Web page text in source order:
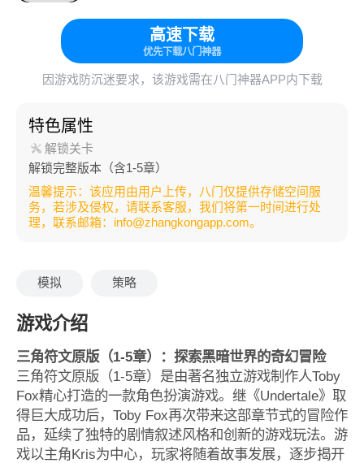
高速下载
优先下载八门神器
因游戏防沉迷要求，该游戏需在八门神器APP内下载
特色属性
解锁关卡
解锁完整版本（含1-5章）
温馨提示：该应用由用户上传，八门仅提供存储空间服
务，若涉及侵权，请联系客服，我们将第一时间进行处
理，联系邮箱：info@zhangkongapp.com。
模拟 策略
游戏介绍
三角符文原版（1-5章）：探索黑暗世界的奇幻冒险
三角符文原版（1-5章）是由著名独立游戏制作人Toby
Fox精心打造的一款角色扮演游戏。继《Undertale》取
得巨大成功后，Toby Fox再次带来这部章节式的冒险作
品，延续了独特的剧情叙述风格和创新的游戏玩法。游
戏以主角Kris为中心，玩家将随着故事发展，逐步揭开